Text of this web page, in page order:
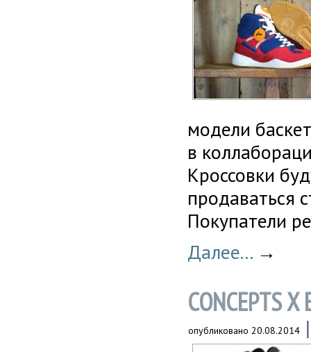
модели
в
Кроссовки
продаваться
Покупатели
Далее... →
CONCEPTS
опубликовано 20.08.2014